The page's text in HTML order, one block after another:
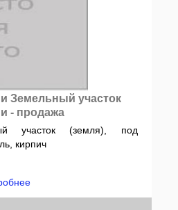
Земельный участок
- продажа
участок (земля), под
кирпич